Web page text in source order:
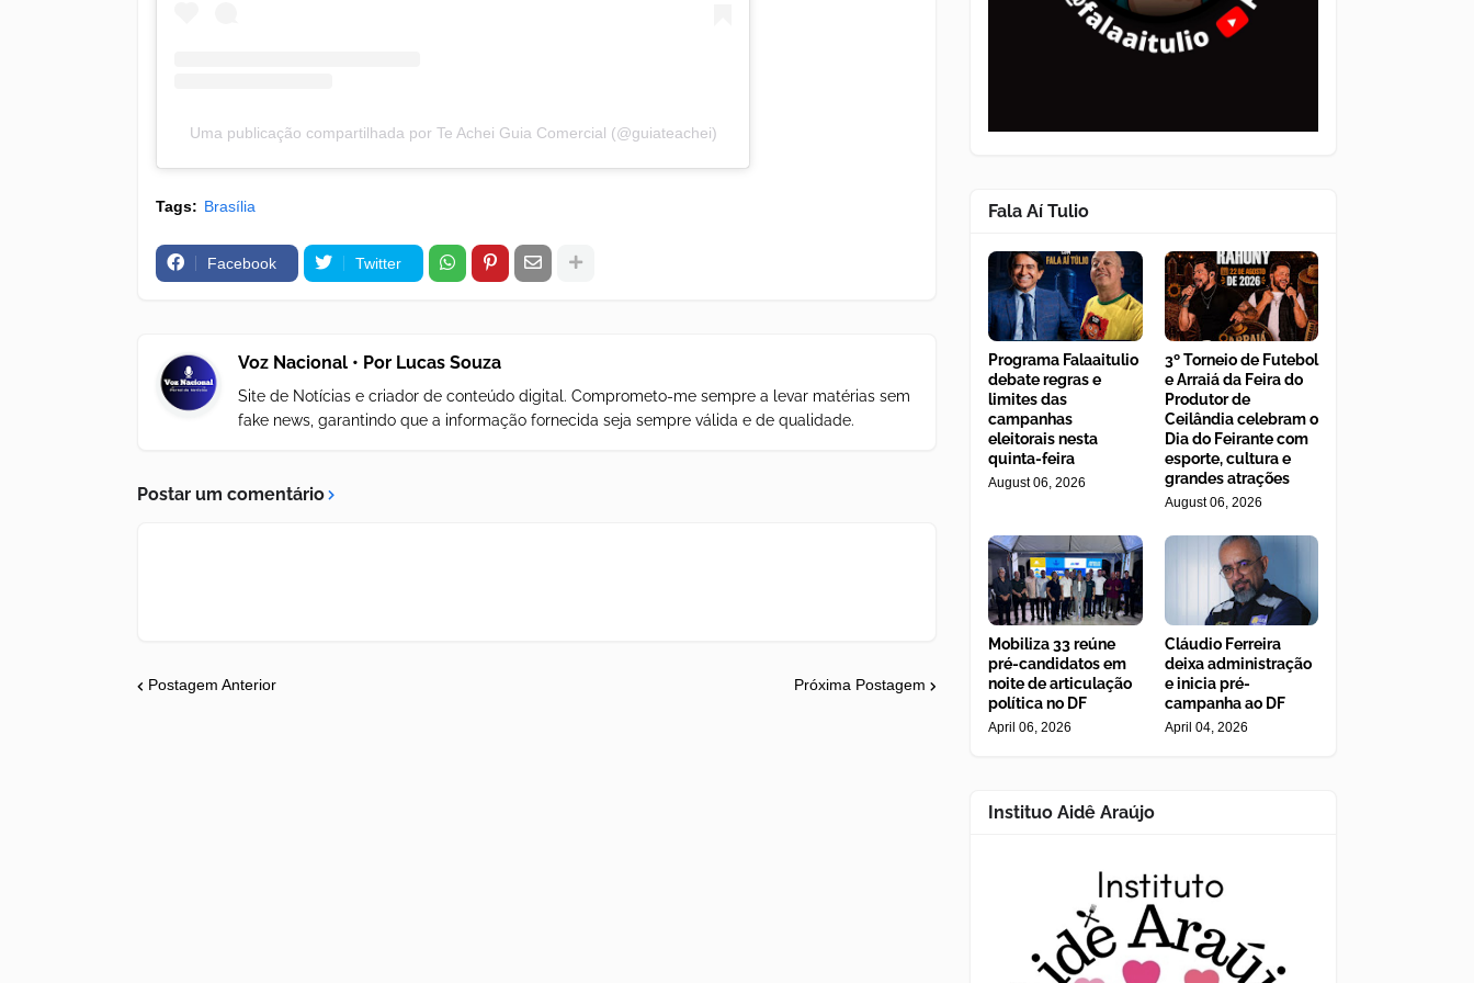
Uma publicação compartilhada por Te Achei Guia Comercial (@guiateachei)
Tags: Brasília
Facebook Twitter
Voz Nacional • Por Lucas Souza
Site de Notícias e criador de conteúdo digital. Comprometo-me sempre a levar matérias sem
fake news, garantindo que a informação fornecida seja sempre válida e de qualidade.
Postar um comentário
Postagem Anterior Próxima Postagem
Fala Aí Tulio
Programa Falaaitulio
debate regras e
limites das
campanhas
eleitorais nesta
quinta-feira
August 06, 2026
3º Torneio de Futebol
e Arraiá da Feira do
Produtor de
Ceilândia celebram o
Dia do Feirante com
esporte, cultura e
grandes atrações
August 06, 2026
Mobiliza 33 reúne
pré-candidatos em
noite de articulação
política no DF
April 06, 2026
Cláudio Ferreira
deixa administração
e inicia pré-
campanha ao DF
April 04, 2026
Instituo Aidê Araújo